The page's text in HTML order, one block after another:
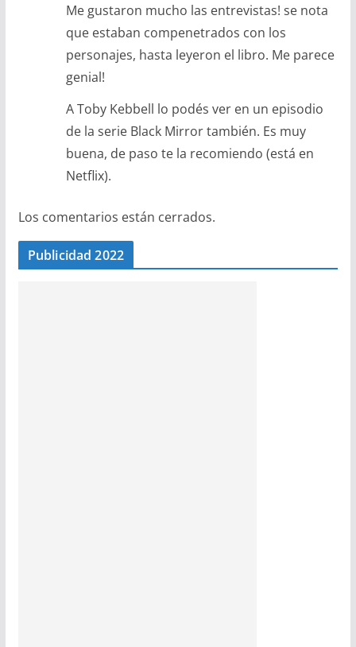
Me gustaron mucho las entrevistas! se nota
que estaban compenetrados con los
personajes, hasta leyeron el libro. Me parece
genial!
A Toby Kebbell lo podés ver en un episodio
de la serie Black Mirror también. Es muy
buena, de paso te la recomiendo (está en
Netflix).
Los comentarios están cerrados.
Publicidad 2022